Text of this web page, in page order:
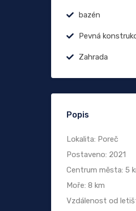
bazén
Pevná
Zahrada
Popis
Lokalita: Poreč
Postaveno: 2021
Centrum města: 5
Moře: 8 km
Vzdálenost od